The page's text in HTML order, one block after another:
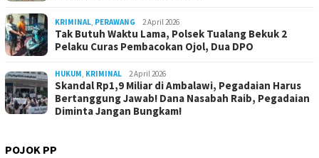
KRIMINAL, PERAWANG 2 April 2026
Tak Butuh Waktu Lama, Polsek Tualang Bekuk 2
Pelaku Curas Pembacokan Ojol, Dua DPO
HUKUM, KRIMINAL 2 April 2026
Skandal Rp1,9 Miliar di Ambalawi, Pegadaian Harus
Bertanggung Jawab! Dana Nasabah Raib, Pegadaian
Diminta Jangan Bungkam!
POJOK PP